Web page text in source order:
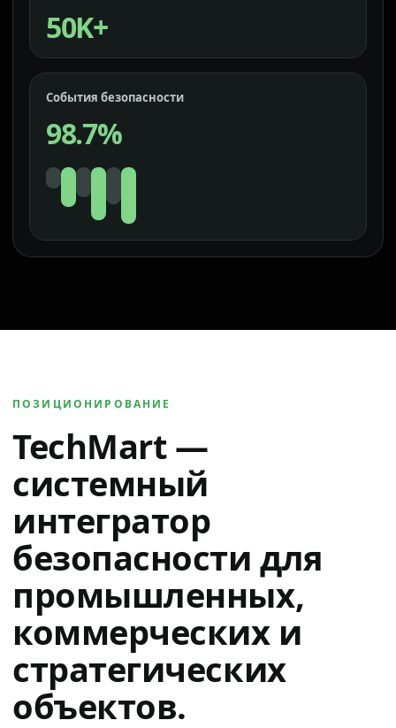
50K+
События безопасности
98.7%
ПОЗИЦИОНИРОВАНИЕ
TechMart —
системный
интегратор
безопасности для
промышленных,
коммерческих и
стратегических
объектов.